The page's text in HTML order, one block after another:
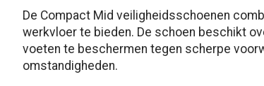
De Compact Mid veiligheidsschoenen
werkvloer te bieden. De schoen beschikt
voeten te beschermen tegen scherpe
omstandigheden.